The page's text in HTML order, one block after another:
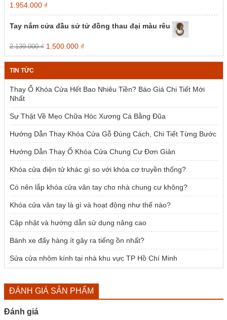
Giá
gốc
là:
2.385.000 ₫.
1.954.000 ₫Giá
hiện
tại
Tay nắm cửa đầu sử tử đồng thau đại màu rêu
2.139.000₫ Giá
gốc
là:
1.500.000 ₫Giá
hiện
tại
1.500.000 ₫.
TIN TỨC
Thay Ổ Khóa Cửa Hết Bao Nhiêu Tiền? Báo Giá Chi Tiết Mới
Nhất
Sự Thật Về Mẹo Chữa Hóc Xương Cá Bằng Đũa
Hướng Dẫn Thay Khóa Cửa Gỗ Đúng Cách, Chi Tiết Từng Bước
Hướng Dẫn Thay Ổ Khóa Cửa Chung Cư Đơn Giản
Khóa cửa điện tử khác gì so với khóa cơ truyền thống?
Có nên lắp khóa cửa vân tay cho nhà chung cư không?
Khóa cửa vân tay là gì và hoạt động như thế nào?
Cập nhật và hướng dẫn sử dụng nâng cao
Bánh xe đẩy hàng ít gây ra tiếng ồn nhất?
Sửa cửa nhôm kính tại nhà khu vực TP Hồ Chí Minh
ĐÁNH GIÁ SẢN PHẨM
Đánh giá